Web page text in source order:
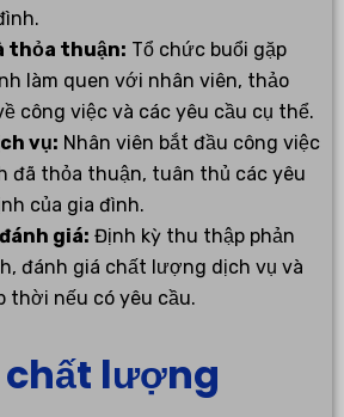
thỏa thuận: Tổ chức buổi gặp
làm quen với nhân viên, thảo
công việc và các yêu cầu cụ thể.
vụ: Nhân viên bắt đầu công việc
đã thỏa thuận, tuân thủ các yêu
của gia đình.
giá: Định kỳ thu thập phản
đánh giá chất lượng dịch vụ và
thời nếu có yêu cầu.
lượng